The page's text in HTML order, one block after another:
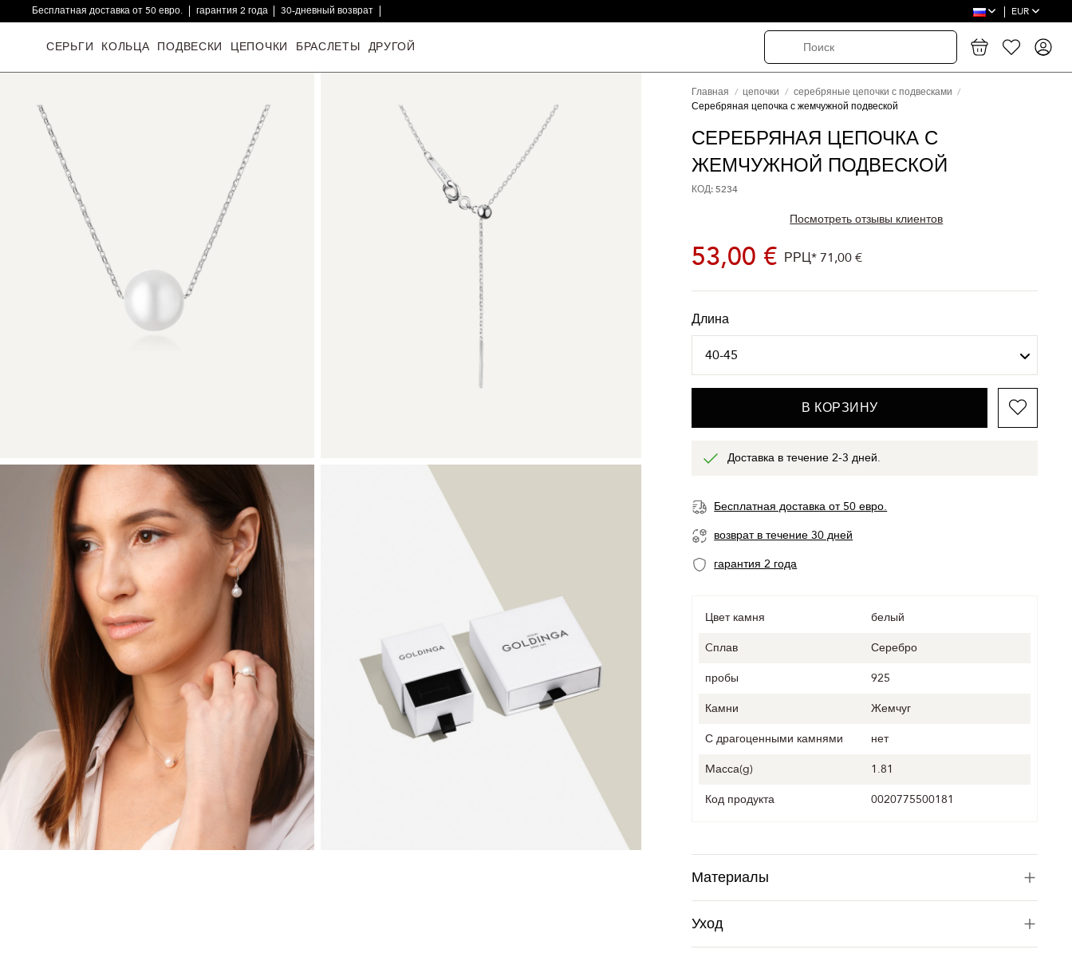
Бесплатная доставка от 50 евро. гарантия 2 года
30-дневный возврат
EUR
СЕРЬГИ КОЛЬЦА ПОДВЕСКИ ЦЕПОЧКИ БРАСЛЕТЫ ДРУГОЙ
Главная цепочки
серебряные цепочки с подвесками
Серебряная цепочка с жемчужной подвеской
СЕРЕБРЯНАЯ ЦЕПОЧКА С
ЖЕМЧУЖНОЙ ПОДВЕСКОЙ
КОД: 5234
Посмотреть отзывы клиентов
53,00 € РРЦ*71,00 €
Длина
В КОРЗИНУ
Доставка в течение 2-3 дней.
Бесплатная доставка от 50 евро.
возврат в течение 30 дней
гарантия 2 года
Цвет камня
белый
Cплав
Серебро
пробы
925
Камни
Жемчуг
С драгоценными камнями
нет
Mасса(g)
1.81
Код продукта
0020775500181
Материалы
Уход